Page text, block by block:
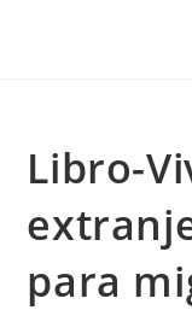
Libro-
para